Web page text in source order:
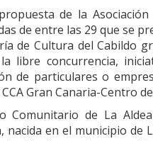
de la
de entre las 29 que se
de Cultura del Cabildo
libre concurrencia,
de particulares o
Gran Canaria-Centro
Comunitario de La
nacida en el municipio de